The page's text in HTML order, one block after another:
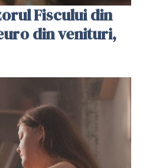
Fiscului din
din venituri,